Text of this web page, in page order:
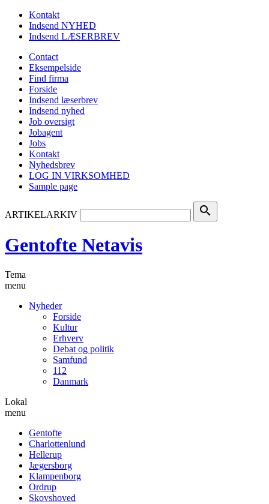
Kontakt
Indsend NYHED
Indsend LÆSERBREV
Contact
Eksempelside
Find firma
Forside
Indsend læserbrev
Indsend nyhed
Job oversigt
Jobagent
Jobs
Kontakt
Nyhedsbrev
LOG IN VIRKSOMHED
Sample page
ARTIKELARKIV search
Gentofte Netavis
Tema
menu
Nyheder
Forside
Kultur
Erhverv
Debat og politik
Samfund
112
Danmark
Lokal
menu
Gentofte
Charlottenlund
Hellerup
Jægersborg
Klampenborg
Ordrup
Skovshoved